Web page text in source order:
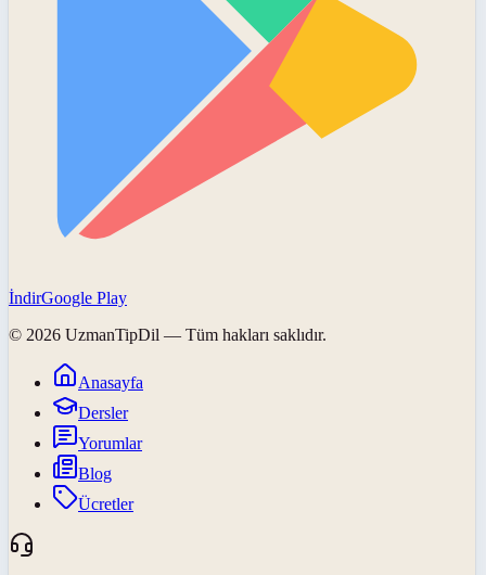
İndirGoogle Play
© 2026 UzmanTipDil — Tüm hakları saklıdır.
Anasayfa
Dersler
Yorumlar
Blog
Ücretler